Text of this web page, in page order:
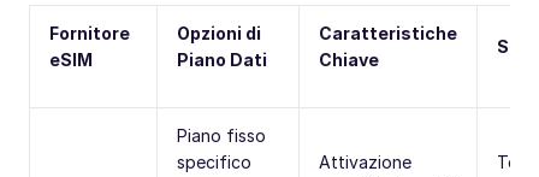
Fornitore
eSIM
Opzioni di
Piano Dati
Caratteristiche
Chiave
Piano fisso
specifico
Attivazione